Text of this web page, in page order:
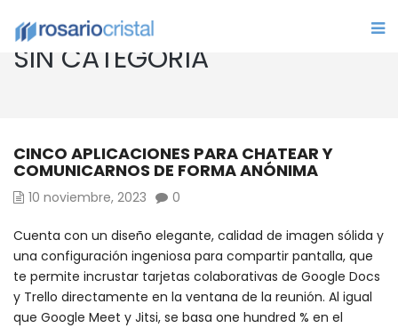
SIN CATEGORÍA
CINCO APLICACIONES PARA CHATEAR Y
COMUNICARNOS DE FORMA ANÓNIMA
10 noviembre, 2023 0
Cuenta con un diseño elegante, calidad de imagen sólida y
una configuración ingeniosa para compartir pantalla, que
te permite incrustar tarjetas colaborativas de Google Docs
y Trello directamente en la ventana de la reunión. Al igual
que Google Meet y Jitsi, se basa one hundred % en el